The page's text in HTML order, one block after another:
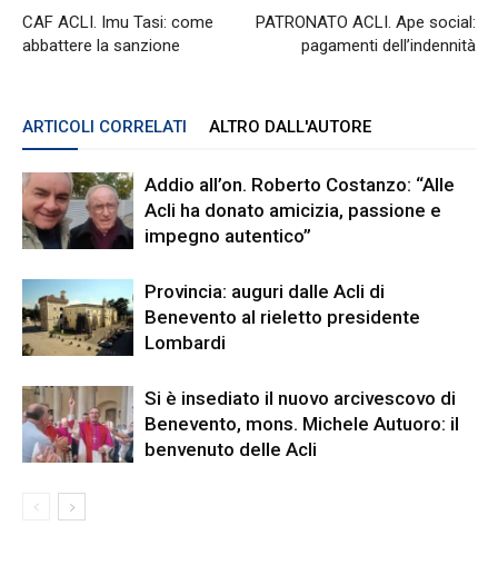
CAF ACLI. Imu Tasi: come
abbattere la sanzione
PATRONATO ACLI. Ape social:
pagamenti dell’indennità
ARTICOLI CORRELATI ALTRO DALL'AUTORE
Addio all’on. Roberto Costanzo: “Alle
Acli ha donato amicizia, passione e
impegno autentico”
Provincia: auguri dalle Acli di
Benevento al rieletto presidente
Lombardi
Si è insediato il nuovo arcivescovo di
Benevento, mons. Michele Autuoro: il
benvenuto delle Acli